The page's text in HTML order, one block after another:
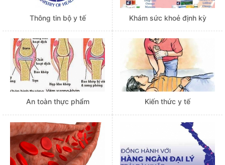
Thông tin bộ y tế Khám sức khoẻ định kỳ
An toàn thực phẩm Kiến thức y tế